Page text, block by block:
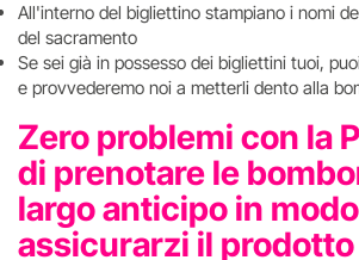
All'interno del bigliettino stampiano i nomi
del sacramento
Se sei già in possesso dei bigliettini tuoi,
e provvederemo noi a metterli dento alla
Zero problemi con la
di prenotare le
largo anticipo in
assicurarzi il